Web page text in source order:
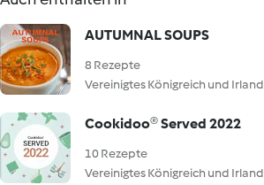
AUTUMNAL SOUPS
8 Rezepte
Vereinigtes Königreich und Irland
Cookidoo® Served 2022
10 Rezepte
Vereinigtes Königreich und Irland